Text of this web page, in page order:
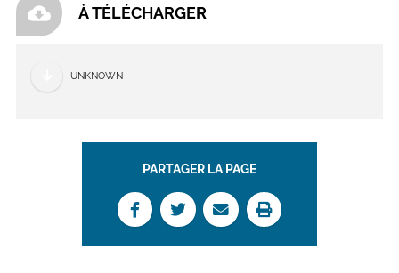
cloud_download À TÉLÉCHARGER
UNKNOWN -
PARTAGER LA PAGE